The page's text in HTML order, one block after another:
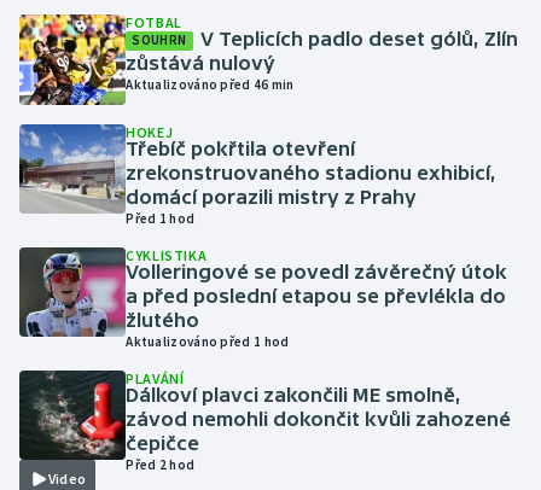
Golf
Gymnastika
Házená
Jezdectví
Judo
Krasobruslení
Lezení
Lyže a snowboard
FOTBAL
SOUHRN
V Teplicích padlo deset gólů, Zlín
zůstává nulový
Aktualizováno před 46 min
HOKEJ
Třebíč pokřtila otevření
zrekonstruovaného stadionu exhibicí,
domácí porazili mistry z Prahy
Před 1 hod
CYKLISTIKA
Volleringové se povedl závěrečný útok
a před poslední etapou se převlékla do
žlutého
Aktualizováno před 1 hod
Video
PLAVÁNÍ
Dálkoví plavci zakončili ME smolně,
závod nemohli dokončit kvůli zahozené
čepičce
Před 2 hod